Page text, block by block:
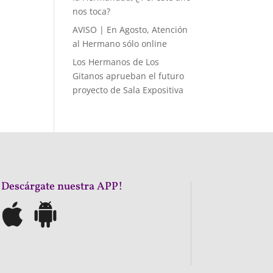
nos toca?
AVISO | En Agosto, Atención
al Hermano sólo online
Los Hermanos de Los
Gitanos aprueban el futuro
proyecto de Sala Expositiva
nuestra APP!